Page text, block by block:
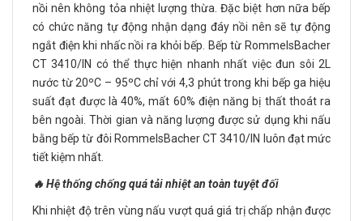
nồi nên không tỏa nhiệt lượng thừa. Đặc biệt hơn nữa bếp
có chức năng tự động nhận dạng đáy nồi nên sẽ tự động
ngắt điện khi nhấc nồi ra khỏi bếp. Bếp từ RommelsBacher
CT 3410/IN có thể thực hiện nhanh nhất việc đun sôi 2L
nước từ 20ºC – 95ºC chỉ với 4,3 phút trong khi bếp ga hiệu
suất đạt được là 40%, mất 60% điện năng bị thất thoát ra
bên ngoài. Thời gian và năng lượng được sử dụng khi nấu
bằng bếp từ đôi RommelsBacher CT 3410/IN luôn đạt mức
tiết kiệm nhất.
🔥 Hệ thống chống quá tải nhiệt an toàn tuyệt đối
Khi nhiệt độ trên vùng nấu vượt quá giá trị chấp nhận được